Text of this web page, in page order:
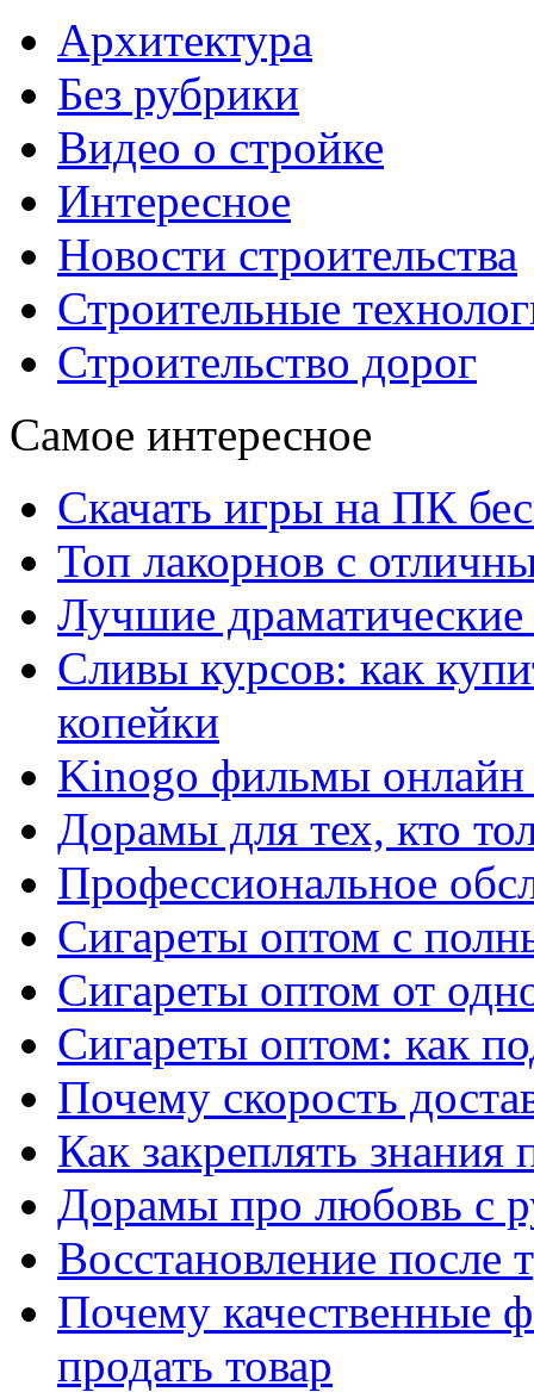
Архитектура
Без рубрики
Видео о стройке
Интересное
Новости строительства
Строительные
Строительство дорог
Самое интересное
Скачать игры на ПК
Топ лакорнов с
Лучшие
Сливы курсов: как
копейки
Kinogo фильмы онлайн
Дорамы для тех, кто
Профессиональное
Сигареты оптом с
Сигареты оптом от
Сигареты оптом: как
Почему скорость
Как закреплять знания
Дорамы про любовь с
Восстановление после
Почему качественные
продать товар